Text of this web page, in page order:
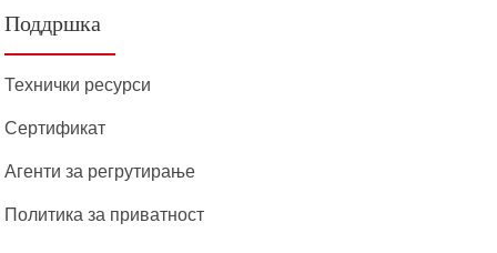
Поддршка
Технички ресурси
Сертификат
Агенти за регрутирање
Политика за приватност